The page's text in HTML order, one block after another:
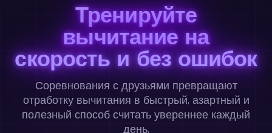
Тренируйте
вычитание на
скорость и без ошибок
Соревнования с друзьями превращают
отработку вычитания в быстрый, азартный и
полезный способ считать увереннее каждый
день.